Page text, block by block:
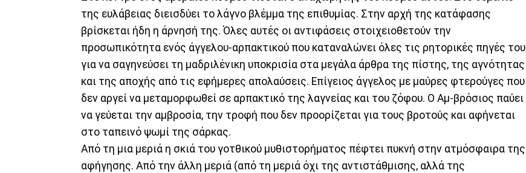
της ευλάβειας διεισδύει το λάγνο βλέμμα της επιθυμίας. Στην αρχή της κατάφασης
βρίσκεται ήδη η άρνησή της. Όλες αυτές οι αντιφάσεις στοιχειοθετούν την
προσωπικότητα ενός άγγελου-αρπακτικού που καταναλώνει όλες τις ρητορικές πηγές του
για να σαγηνεύσει τη μαδριλένικη υποκρισία στα μεγάλα άρθρα της πίστης, της αγνότητας
και της αποχής από τις εφήμερες απολαύσεις. Επίγειος άγγελος με μαύρες φτερούγες που
δεν αργεί να μεταμορφωθεί σε αρπακτικό της λαγνείας και του ζόφου. Ο Αμ-βρόσιος παύει
να γεύεται την αμβροσία, την τροφή που δεν προορίζεται για τους βροτούς και αφήνεται
στο ταπεινό ψωμί της σάρκας.
Από τη μια μεριά η σκιά του γοτθικού μυθιστορήματος πέφτει πυκνή στην ατμόσφαιρα της
αφήγησης. Από την άλλη μεριά (από τη μεριά όχι της αντιστάθμισης, αλλά της